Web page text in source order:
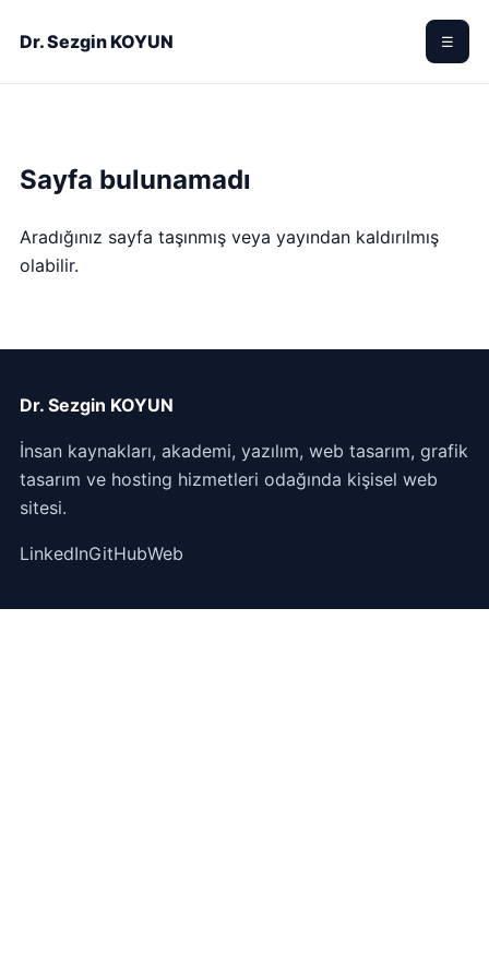
Dr. Sezgin KOYUN ☰
Sayfa bulunamadı
Aradığınız sayfa taşınmış veya yayından kaldırılmış
olabilir.
Dr. Sezgin KOYUN
İnsan kaynakları, akademi, yazılım, web tasarım, grafik
tasarım ve hosting hizmetleri odağında kişisel web
sitesi.
LinkedInGitHubWeb